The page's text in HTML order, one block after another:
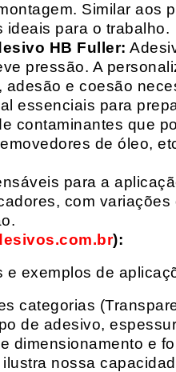
Similar aos
ideais para o trabalho.
HB Fuller:
pressão. A
e coesão
essenciais para
contaminantes que
de óleo,
para a
com
):
exemplos de
categorias
de adesivo,
dimensionamento e
ilustra nossa